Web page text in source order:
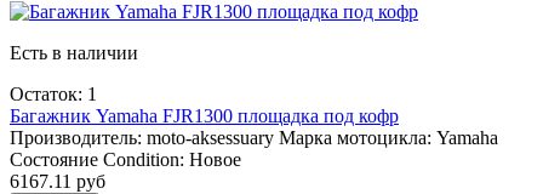
Есть в наличии
Остаток: 1
Багажник Yamaha FJR1300 площадка под кофр
Производитель: moto-aksessuary Марка мотоцикла: Yamaha
Состояние Condition: Новое
6167.11 руб